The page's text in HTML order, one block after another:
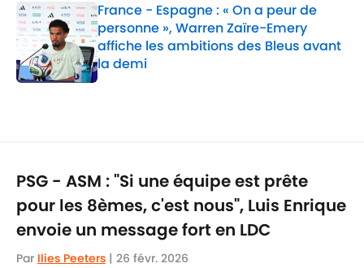
France - Espagne : « On a peur de
personne », Warren Zaïre-Emery
affiche les ambitions des Bleus avant
la demi
Published by on Invalid Date
PSG - ASM : "Si une équipe est prête
pour les 8èmes, c'est nous", Luis Enrique
envoie un message fort en LDC
Par Ilies Peeters | 26 févr. 2026